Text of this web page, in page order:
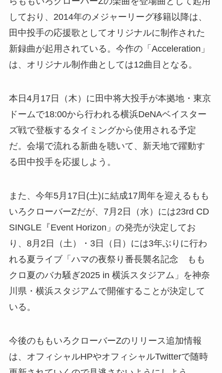
しており、2014年のメジャーリーグ移籍以降は、
田中投手の応援歌としてオリジナルに制作された
新録曲が起用されている。今作の「Acceleration」
は、オリジナル制作曲としては12曲目となる。
本日4月17日（木）に田中将大投手が本拠地・東京
ドームで18:00から行われる横浜DeNAベイスター
ズ戦で登板するタイミングから使用される予定
だ。会場で流れる新曲を聴いて、新天地で躍動す
る田中投手を応援しよう。
また、今年5月17日(土)に結成17周年を迎えるもも
いろクローバーZだが、7月2日（水）には23rd CD
SINGLE『Event Horizon」の発売が決定してお
り、8月2日（土）・3日（日）には3年ぶりに行わ
れる夏ライブ「ハマの夜祭り番長襲名記念 もも
クロ夏のバカ騒ぎ2025 in 横浜スタジアム」を神奈
川県・横浜スタジアムで開催することが決定して
いる。
今後のももいろクローバーZのリリース追加情報
は、オフィシャルHPやオフィシャルTwitterで随時